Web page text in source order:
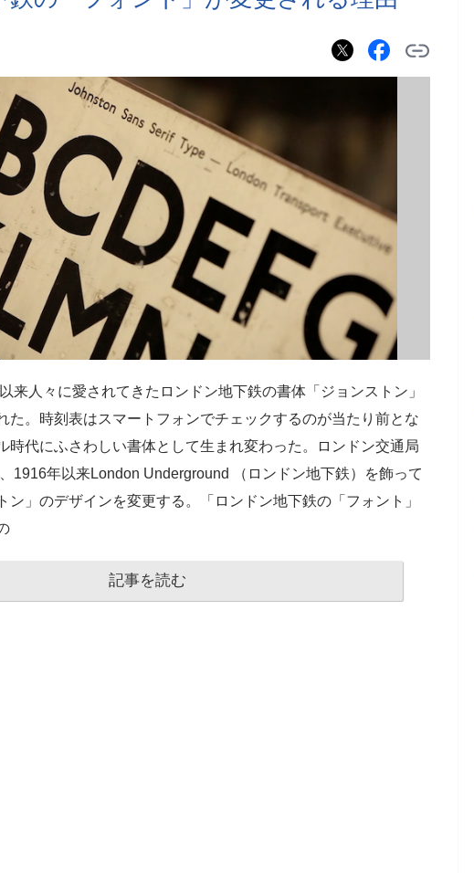
来人々に愛されてきたロンドン地下鉄の書体「ジョンストン」
た。時刻表はスマートフォンでチェックするのが当たり前とな
時代にふさわしい書体として生まれ変わった。ロンドン交通局
1916年以来London Underground （ロンドン地下鉄）を飾って
ン」のデザインを変更する。「ロンドン地下鉄の「フォント」
記事を読む